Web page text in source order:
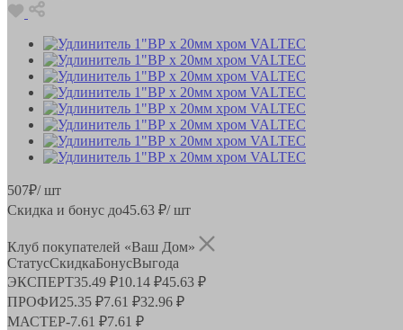
507₽/ шт
Скидка и бонус до45.63 ₽/ шт
Клуб покупателей «Ваш Дом»
СтатусСкидкаБонусВыгода
ЭКСПЕРТ35.49 ₽10.14 ₽45.63 ₽
ПРОФИ25.35 ₽7.61 ₽32.96 ₽
МАСТЕР-7.61 ₽7.61 ₽